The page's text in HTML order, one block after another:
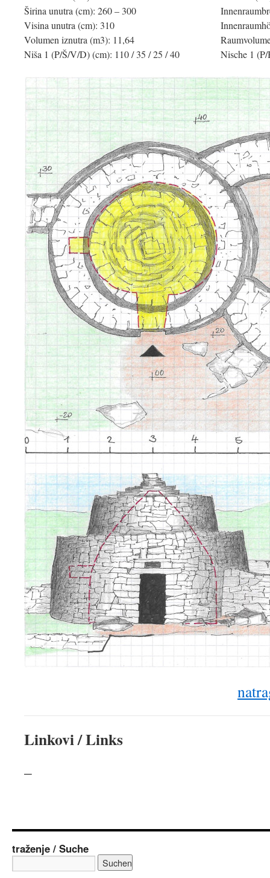
Širina unutra (cm): 260 – 300
Visina unutra (cm): 310
Volumen iznutra (m3): 11,64
Niša 1 (P/Š/V/D) (cm): 110 / 35 / 25 / 40
Nische 1
Linkovi / Links
–
traženje / Suche